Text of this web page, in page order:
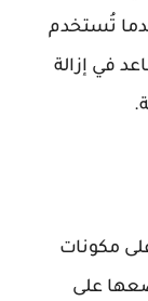
تُستخدم
في إزالة
على مكونات
على